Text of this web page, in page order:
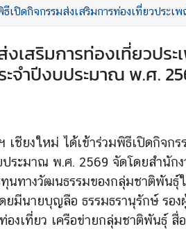
องเที่ยวประเพณีท้องถิ่นวิถีชาติพันธุ์ล้านนา ภายใต้โครงกา
เสริมการท่องเที่ยวป
จำปีงบประมาณ พ.ศ.
งใหม่ ได้เข้าร่วมพิธีเปิดกิจกร
ระมาณ พ.ศ. 2569 จัดโดยสำนัก
นทางวัฒนธรรมของกลุ่มชาติพัน
มีนายบุญลือ ธรรมธรานุรักษ์ รอง
เที่ยว เครือข่ายกลุ่มชาติพันธุ์ สื่